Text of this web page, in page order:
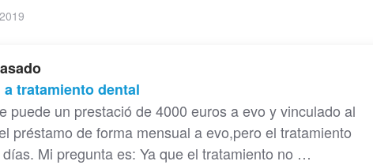
tratamiento dental
puede un prestació de 4000 euros a evo y vinculado al
préstamo de forma mensual a evo,pero el tratamiento
Mi pregunta es: Ya que el tratamiento no …